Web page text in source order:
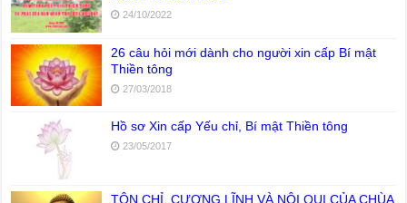
24/10/2022
26 câu hỏi mới dành cho người xin cấp Bí mật
Thiền tông
27/03/2018
Hồ sơ Xin cấp Yếu chỉ, Bí mật Thiền tông
23/05/2017